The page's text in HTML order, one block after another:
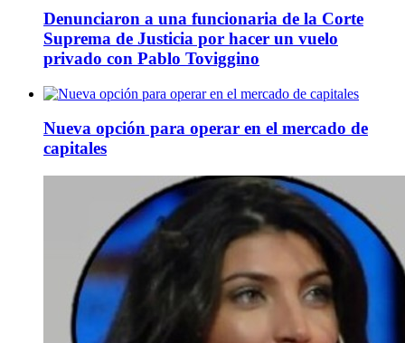
Denunciaron a una funcionaria de la Corte
Suprema de Justicia por hacer un vuelo
privado con Pablo Toviggino
Nueva opción para operar en el mercado de
capitales